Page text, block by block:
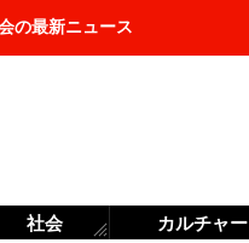
の最新ニュース
社会 カルチャー